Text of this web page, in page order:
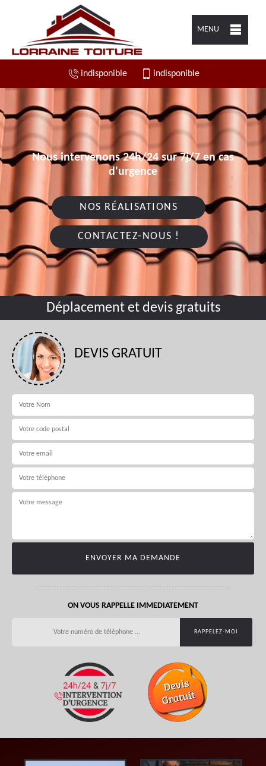
MENU
indisponible indisponible
Nous intervenons 24h/24 sur 7j/7 en cas
d'urgence
NOS RÉALISATIONS
CONTACTEZ-NOUS !
Déplacement et devis gratuits
DEVIS GRATUIT
ON VOUS RAPPELLE IMMEDIATEMENT